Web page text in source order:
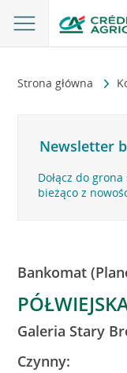
Strona główna
Newsletter
Dołącz do
bieżąco z
Bankomat
Galeria Stary
Czynny: